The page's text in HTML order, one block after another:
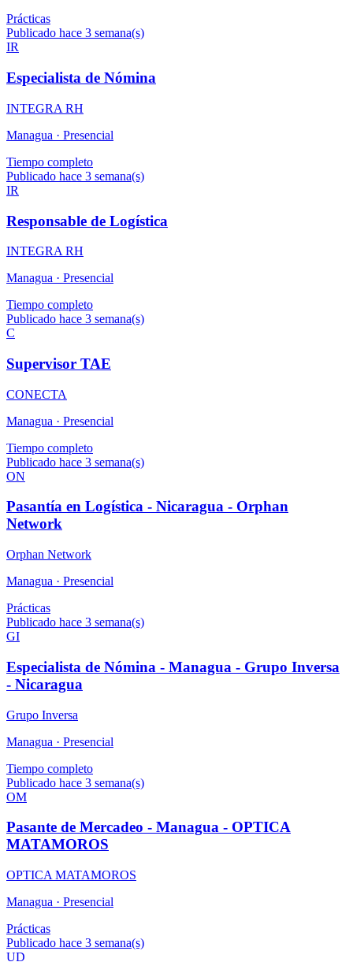
Prácticas
Publicado hace 3 semana(s)
IR
Especialista de Nómina
INTEGRA RH
Managua · Presencial
Tiempo completo
Publicado hace 3 semana(s)
IR
Responsable de Logística
INTEGRA RH
Managua · Presencial
Tiempo completo
Publicado hace 3 semana(s)
C
Supervisor TAE
CONECTA
Managua · Presencial
Tiempo completo
Publicado hace 3 semana(s)
ON
Pasantía en Logística - Nicaragua - Orphan
Network
Orphan Network
Managua · Presencial
Prácticas
Publicado hace 3 semana(s)
GI
Especialista de Nómina - Managua - Grupo Inversa
- Nicaragua
Grupo Inversa
Managua · Presencial
Tiempo completo
Publicado hace 3 semana(s)
OM
Pasante de Mercadeo - Managua - OPTICA
MATAMOROS
OPTICA MATAMOROS
Managua · Presencial
Prácticas
Publicado hace 3 semana(s)
UD